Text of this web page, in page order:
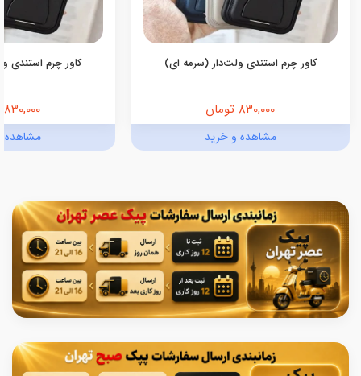
کاور چرم استندی ولت‌دار (سرمه ای)
830,000 تومان
مشاهده و خرید
کاور چرم استندی
830,000 تومان
مشاهده